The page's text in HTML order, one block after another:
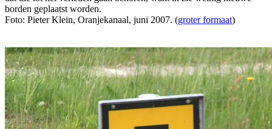
borden geplaatst worden.
Foto: Pieter Klein, Oranjekanaal, juni 2007. (groter formaat)